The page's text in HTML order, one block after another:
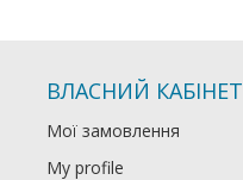
ВЛАСНИЙ КАБІНЕТ
Мої замовлення
My profile